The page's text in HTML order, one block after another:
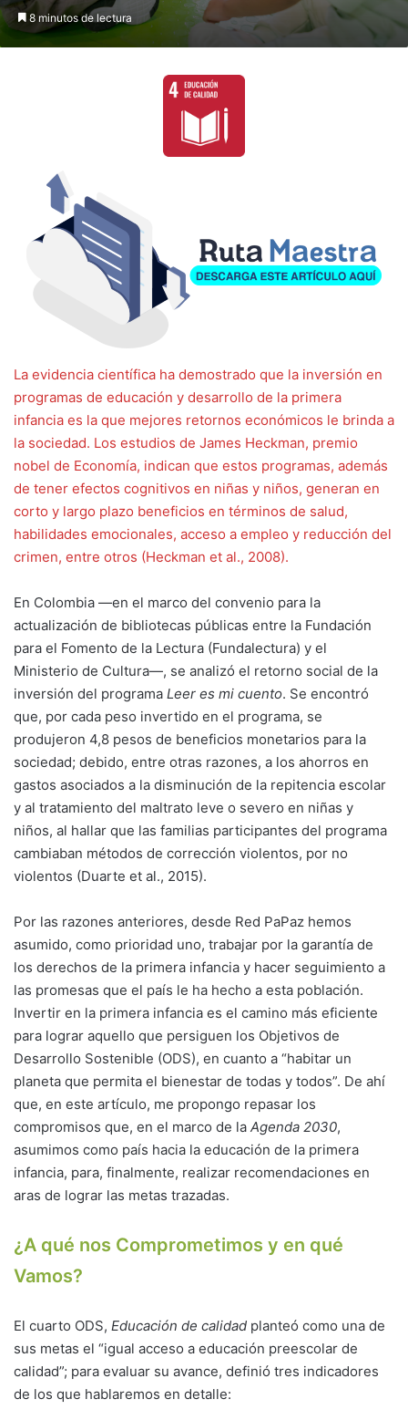
8 minutos de lectura
La evidencia científica ha demostrado que la inversión en
programas de educación y desarrollo de la primera
infancia es la que mejores retornos económicos le brinda a
la sociedad. Los estudios de James Heckman, premio
nobel de Economía, indican que estos programas, además
de tener efectos cognitivos en niñas y niños, generan en
corto y largo plazo beneficios en términos de salud,
habilidades emocionales, acceso a empleo y reducción del
crimen, entre otros (Heckman et al., 2008).
En Colombia —en el marco del convenio para la
actualización de bibliotecas públicas entre la Fundación
para el Fomento de la Lectura (Fundalectura) y el
Ministerio de Cultura—, se analizó el retorno social de la
inversión del programa Leer es mi cuento. Se encontró
que, por cada peso invertido en el programa, se
produjeron 4,8 pesos de beneficios monetarios para la
sociedad; debido, entre otras razones, a los ahorros en
gastos asociados a la disminución de la repitencia escolar
y al tratamiento del maltrato leve o severo en niñas y
niños, al hallar que las familias participantes del programa
cambiaban métodos de corrección violentos, por no
violentos (Duarte et al., 2015).
Por las razones anteriores, desde Red PaPaz hemos
asumido, como prioridad uno, trabajar por la garantía de
los derechos de la primera infancia y hacer seguimiento a
las promesas que el país le ha hecho a esta población.
Invertir en la primera infancia es el camino más eficiente
para lograr aquello que persiguen los Objetivos de
Desarrollo Sostenible (ODS), en cuanto a “habitar un
planeta que permita el bienestar de todas y todos”. De ahí
que, en este artículo, me propongo repasar los
compromisos que, en el marco de la Agenda 2030,
asumimos como país hacia la educación de la primera
infancia, para, finalmente, realizar recomendaciones en
aras de lograr las metas trazadas.
¿A qué nos Comprometimos y en qué
Vamos?
El cuarto ODS, Educación de calidad planteó como una de
sus metas el “igual acceso a educación preescolar de
calidad”; para evaluar su avance, definió tres indicadores
de los que hablaremos en detalle: